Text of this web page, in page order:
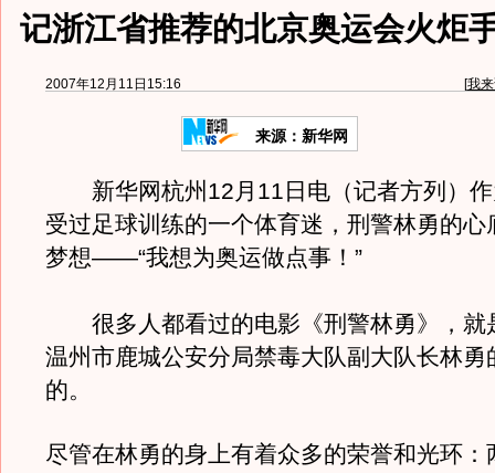
记浙江省推荐的北京奥运会火炬
2007年12月11日15:16 [我
来源：新华网
新华网杭州12月11日电（记者方列）作
受过足球训练的一个体育迷，刑警林勇的心
梦想——“我想为奥运做点事！”
很多人都看过的电影《刑警林勇》，就
温州市鹿城公安分局禁毒大队副大队长林勇
的。
尽管在林勇的身上有着众多的荣誉和光环：